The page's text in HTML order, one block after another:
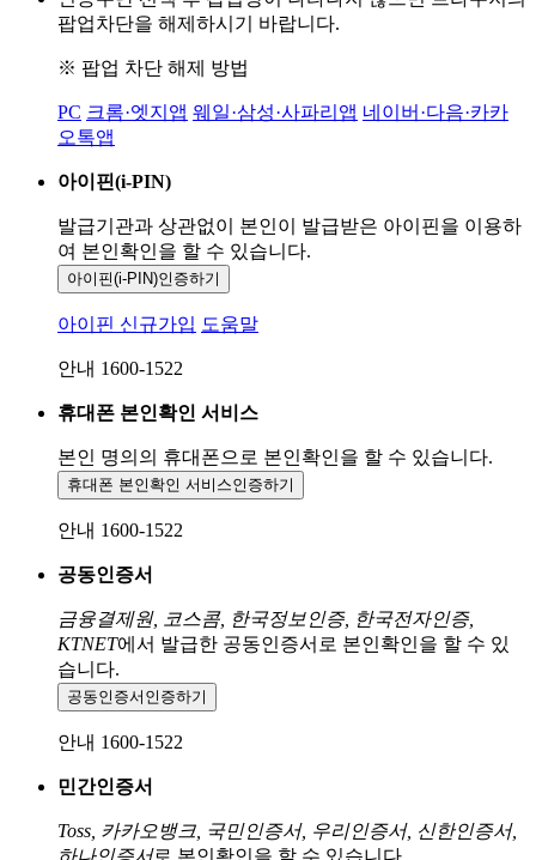
팝업차단을 해제하시기 바랍니다.
※ 팝업 차단 해제 방법
PC 크롬·엣지앱 웨일·삼성·사파리앱 네이버·다음·카카
오톡앱
아이핀(i-PIN)
발급기관과 상관없이 본인이 발급받은 아이핀을 이용하
여 본인확인을 할 수 있습니다.
아이핀(i-PIN)인증하기
아이핀 신규가입 도움말
안내 1600-1522
휴대폰 본인확인 서비스
본인 명의의 휴대폰으로 본인확인을 할 수 있습니다.
휴대폰 본인확인 서비스인증하기
안내 1600-1522
공동인증서
금융결제원, 코스콤, 한국정보인증, 한국전자인증,
KTNET에서 발급한 공동인증서로 본인확인을 할 수 있
습니다.
공동인증서 인증하기
안내 1600-1522
민간인증서
Toss, 카카오뱅크, 국민인증서, 우리인증서, 신한인증서,